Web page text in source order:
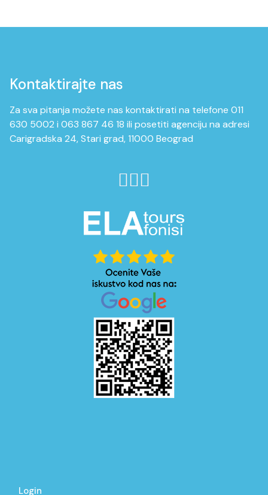
Kontaktirajte nas
Za sva pitanja možete nas kontaktirati na telefone 011
630 5002 i 063 867 46 18 ili posetiti agenciju na adresi
Carigradska 24, Stari grad, 11000 Beograd
Login